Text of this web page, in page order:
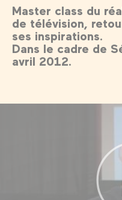
Master class du
de télévision,
ses inspirations.
Dans le cadre de
avril 2012.